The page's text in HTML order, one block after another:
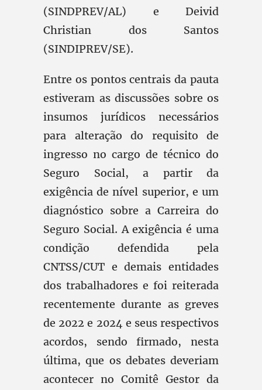
(SINDPREV/AL) e Deivid
Christian dos Santos
(SINDIPREV/SE).
Entre os pontos centrais da pauta
estiveram as discussões sobre os
insumos jurídicos necessários
para alteração do requisito de
ingresso no cargo de técnico do
Seguro Social, a partir da
exigência de nível superior, e um
diagnóstico sobre a Carreira do
Seguro Social. A exigência é uma
condição defendida pela
CNTSS/CUT e demais entidades
dos trabalhadores e foi reiterada
recentemente durante as greves
de 2022 e 2024 e seus respectivos
acordos, sendo firmado, nesta
última, que os debates deveriam
acontecer no Comitê Gestor da